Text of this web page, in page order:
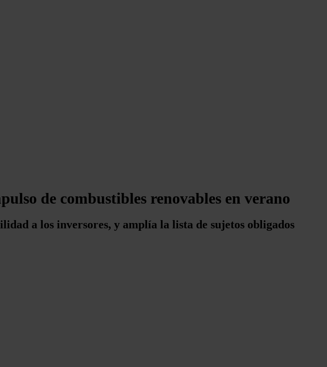
de combustibles renovables en verano
a los inversores, y amplía la lista de sujetos obligados